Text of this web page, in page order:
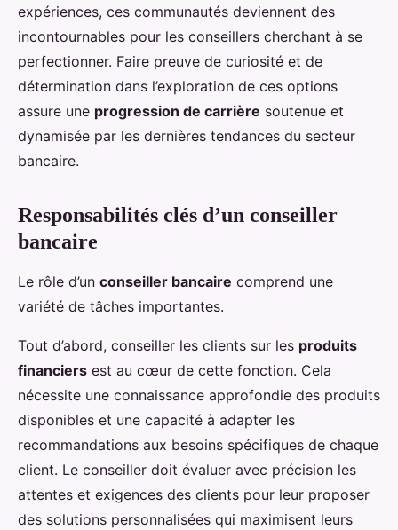
expériences, ces communautés deviennent des
incontournables pour les conseillers cherchant à se
perfectionner. Faire preuve de curiosité et de
détermination dans l’exploration de ces options
assure une progression de carrière soutenue et
dynamisée par les dernières tendances du secteur
bancaire.
Responsabilités clés d’un conseiller
bancaire
Le rôle d’un conseiller bancaire comprend une
variété de tâches importantes.
Tout d’abord, conseiller les clients sur les produits
financiers est au cœur de cette fonction. Cela
nécessite une connaissance approfondie des produits
disponibles et une capacité à adapter les
recommandations aux besoins spécifiques de chaque
client. Le conseiller doit évaluer avec précision les
attentes et exigences des clients pour leur proposer
des solutions personnalisées qui maximisent leurs